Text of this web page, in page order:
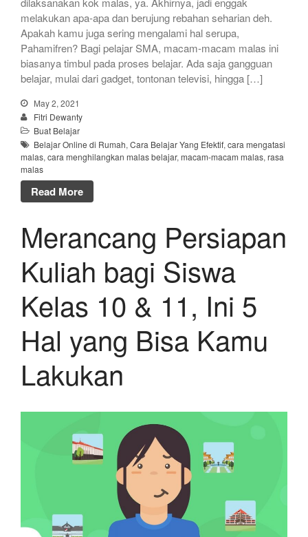
melakukan apa-apa dan berujung rebahan seharian deh.
Apakah kamu juga sering mengalami hal serupa,
Pahamifren? Bagi pelajar SMA, macam-macam malas ini
biasanya timbul pada proses belajar. Ada saja gangguan
belajar, mulai dari gadget, tontonan televisi, hingga […]
May 2, 2021
Fitri Dewanty
Buat Belajar
Belajar Online di Rumah, Cara Belajar Yang Efektif, cara mengatasi
malas, cara menghilangkan malas belajar, macam-macam malas, rasa
malas
Read More
Merancang Persiapan
Kuliah bagi Siswa
Kelas 10 & 11, Ini 5
Hal yang Bisa Kamu
Lakukan